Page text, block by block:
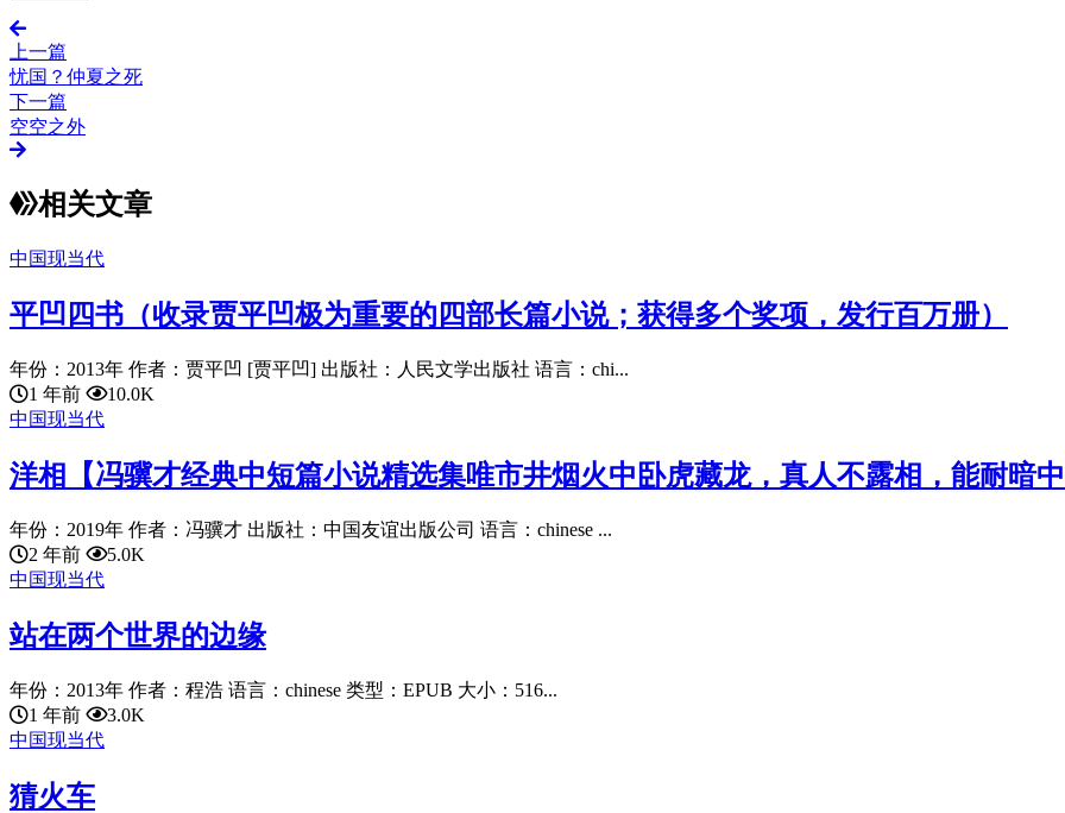
上一篇
忧国？仲夏之死
下一篇
空空之外
相关文章
中国现当代
平凹四书（收录贾平凹极为重要的四部长篇小说；获得多个奖项，发行百万册）
年份：2013年 作者：贾平凹 [贾平凹] 出版社：人民文学出版社 语言：chi...
1 年前
10.0K
中国现当代
洋相【冯骥才经典中短篇小说精选集唯市井烟火中卧虎藏龙，真人不露相，能耐暗
年份：2019年 作者：冯骥才 出版社：中国友谊出版公司 语言：chinese ...
2 年前
5.0K
中国现当代
站在两个世界的边缘
年份：2013年 作者：程浩 语言：chinese 类型：EPUB 大小：516...
1 年前
3.0K
中国现当代
猜火车